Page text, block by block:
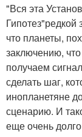
"Вся эта
что планеты,
заключению,
получаем
сделать шаг,
инопланетяне
сценарию. И
еще очень